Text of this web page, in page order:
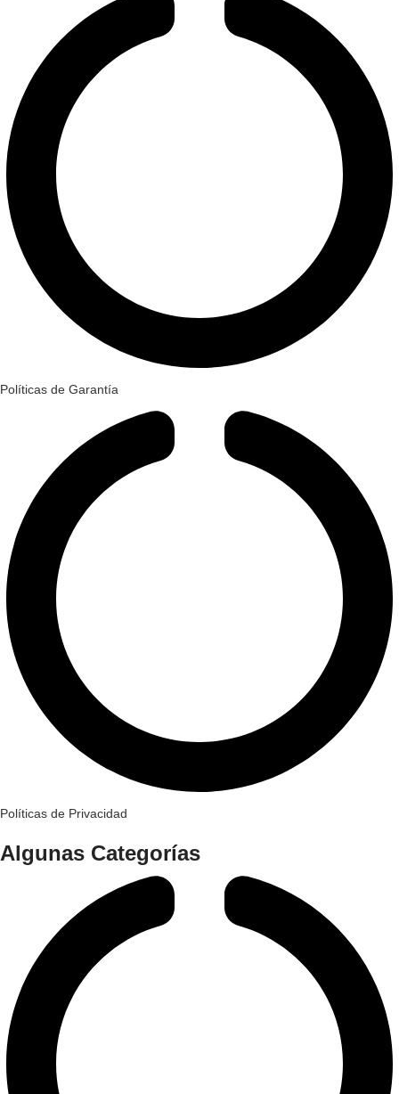
Políticas de Garantía
Políticas de Privacidad
Algunas Categorías